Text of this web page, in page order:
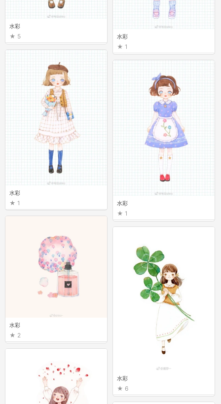
水彩
1 水彩
1
水彩
2
水彩
6
水彩
5 水彩
1